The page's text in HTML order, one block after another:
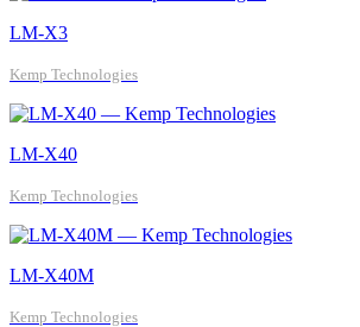
LM-X3
Kemp Technologies
LM-X40
Kemp Technologies
LM-X40M
Kemp Technologies